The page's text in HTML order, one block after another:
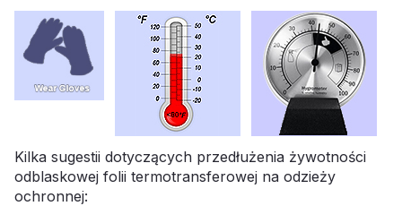
Kilka sugestii dotyczących przedłużenia żywotności
odblaskowej folii termotransferowej na odzieży
ochronnej: